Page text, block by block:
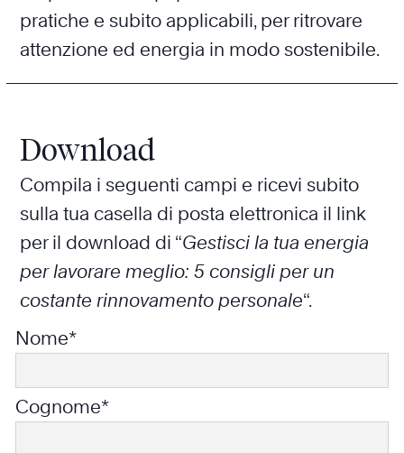
pratiche e subito applicabili, per ritrovare
attenzione ed energia in modo sostenibile.
Download
Compila i seguenti campi e ricevi subito
sulla tua casella di posta elettronica il link
per il download di “Gestisci la tua energia
per lavorare meglio: 5 consigli per un
costante rinnovamento personale“.
Nome*
Cognome*